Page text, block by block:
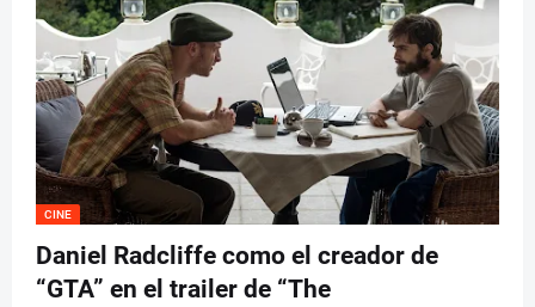
CINE
Daniel Radcliffe como el creador de
“GTA” en el trailer de “The